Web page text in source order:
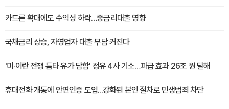
카드론 확대에도 수익성 하락…중금리대출 영향
국채금리 상승, 자영업자 대출 부담 커진다
'미·이란 전쟁 틈타 유가 담합' 정유 4사 기소…파급 효과 26조 원 달해
휴대전화 개통에 안면인증 도입...강화된 본인 절차로 민생범죄 차단